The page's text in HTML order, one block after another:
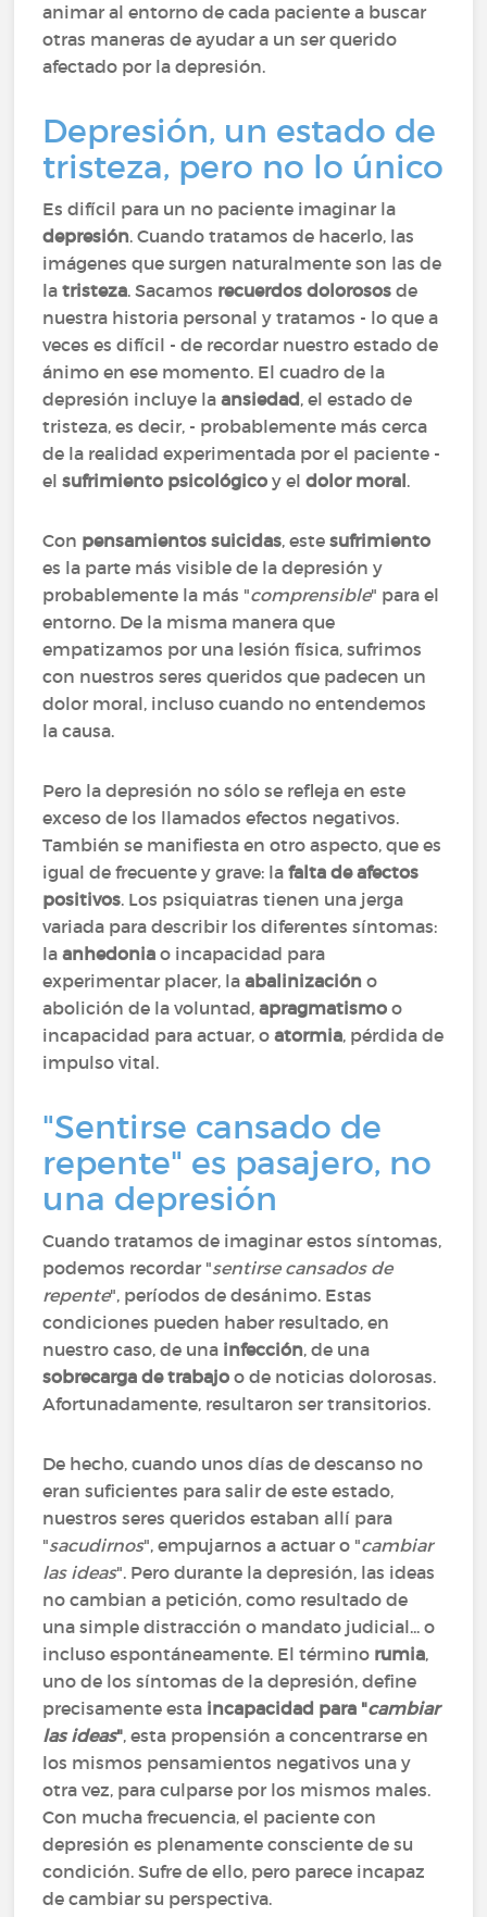
animar al entorno de cada paciente a buscar
otras maneras de ayudar a un ser querido
afectado por la depresión.
Depresión, un estado de
tristeza, pero no lo único
Es difícil para un no paciente imaginar la
depresión. Cuando tratamos de hacerlo, las
imágenes que surgen naturalmente son las de
la tristeza. Sacamos recuerdos dolorosos de
nuestra historia personal y tratamos - lo que a
veces es difícil - de recordar nuestro estado de
ánimo en ese momento. El cuadro de la
depresión incluye la ansiedad, el estado de
tristeza, es decir, - probablemente más cerca
de la realidad experimentada por el paciente -
elsufrimiento psicológico y eldolor moral.
Con pensamientos suicidas, estesufrimiento
es la parte más visible de la depresión y
probablemente la más "comprensible" para el
entorno. De la misma manera que
empatizamos por una lesión física, sufrimos
con nuestros seres queridos que padecen un
dolor moral, incluso cuando no entendemos
la causa.
Pero la depresión no sólo se refleja en este
exceso de los llamados efectos negativos.
También se manifiesta en otro aspecto, que es
igual de frecuente y grave: lafalta de afectos
positivos. Los psiquiatras tienen una jerga
variada para describir los diferentes síntomas:
la anhedonia o incapacidad para
experimentar placer, laabalinización o
abolición de la voluntad, apragmatismo o
incapacidad para actuar, oatormia, pérdida de
impulso vital.
"Sentirse cansado de
repente" es pasajero, no
una depresión
Cuando tratamos de imaginar estos síntomas,
podemos recordar "sentirse cansados de
repente", períodos de desánimo. Estas
condiciones pueden haber resultado, en
nuestro caso, de una infección, de una
sobrecarga de trabajo o de noticias dolorosas.
Afortunadamente, resultaron ser transitorios.
De hecho, cuando unos días de descanso no
eran suficientes para salir de este estado,
nuestros seres queridos estaban allí para
"sacudirnos", empujarnos a actuar o "cambiar
las ideas". Pero durante la depresión, las ideas
no cambian a petición, como resultado de
una simple distracción o mandato judicial... o
incluso espontáneamente. El término rumia,
uno de los síntomas de la depresión, define
precisamente esta incapacidad para "cambiar
las ideas", esta propensión a concentrarse en
los mismos pensamientos negativos una y
otra vez, para culparse por los mismos males.
Con mucha frecuencia, el paciente con
depresión es plenamente consciente de su
condición. Sufre de ello, pero parece incapaz
de cambiar su perspectiva.